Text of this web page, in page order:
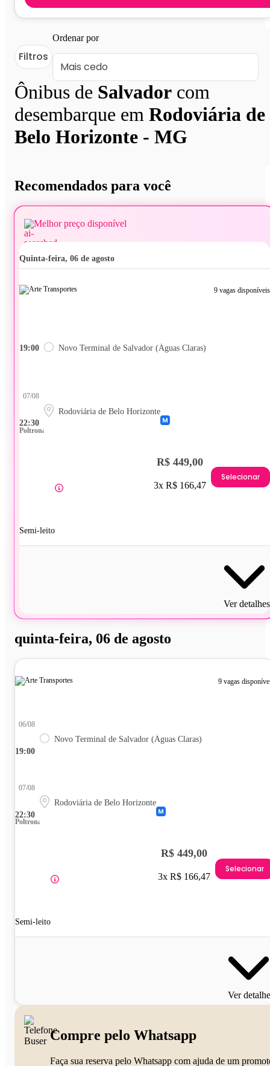
Ônibus de Salvador com
desembarque em Rodoviária de
Belo Horizonte - MG
Filtros
Ordenar por
Recomendados para você
Melhor preço disponível
quinta-feira, 06 de agosto
9 vagas disponíveis
19:00 Novo Terminal de Salvador (Águas Claras)
22:30
07/08
Rodoviária de Belo Horizonte
Poltrona
Semi-leito
R$ 449,00
3x R$ 166,47
Selecionar
Ver detalhes
quinta-feira, 06 de agosto
9 vagas
19:00
06/08
Novo Terminal de Salvador (Águas Claras)
22:30
07/08
Rodoviária de Belo Horizonte
Poltrona
Semi-leito
R$ 449,00
3x R$ 166,47
Selecionar
Ver
Compre pelo Whatsapp
Faça sua reserva pelo Whatsapp com ajuda de um